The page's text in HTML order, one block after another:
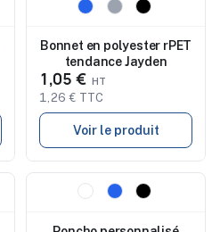
Nouveau
Bonnet en polyester rPET
tendance Jayden
1,05 €
1,26 € TTC
Voir le produit
Nouveau